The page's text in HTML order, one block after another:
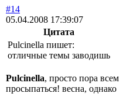
#14
05.04.2008 17:39:07
Цитата
Pulcinella пишет:
отличные темы заводишь
Pulcinella, просто пора всем
просыпаться! весна, однако